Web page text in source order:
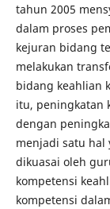
tahun 2005
dalam proses
kejuran bidang
melakukan
bidang keahlian
itu, peningkatan
dengan
menjadi satu hal
dikuasai oleh
kompetensi
kompetensi